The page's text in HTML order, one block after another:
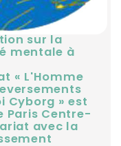
sur la
mentale à
« L'Homme
Cyborg » est
Paris Centre-
avec la